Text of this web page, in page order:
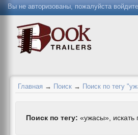
Вы не авторизованы, пожалуйста
Главная → Поиск → Поиск по тегу
Поиск по тегу: «ужасы», искать